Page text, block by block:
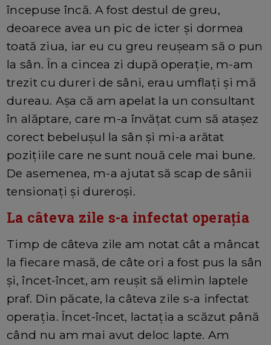
începuse încă. A fost destul de greu,
deoarece avea un pic de icter și dormea
toată ziua, iar eu cu greu reușeam să o pun
la sân. În a cincea zi după operație, m-am
trezit cu dureri de sâni, erau umflați și mă
dureau. Așa că am apelat la un consultant
în alăptare, care m-a învățat cum să atașez
corect bebelușul la sân și mi-a arătat
pozițiile care ne sunt nouă cele mai bune.
De asemenea, m-a ajutat să scap de sânii
tensionați și dureroși.
La câteva zile s-a infectat operația
Timp de câteva zile am notat cât a mâncat
la fiecare masă, de câte ori a fost pus la sân
și, încet-încet, am reușit să elimin laptele
praf. Din păcate, la câteva zile s-a infectat
operația. Încet-încet, lactația a scăzut până
când nu am mai avut deloc lapte. Am